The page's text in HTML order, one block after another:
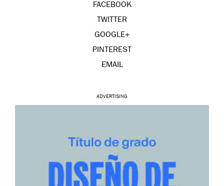
FACEBOOK
TWITTER
GOOGLE+
PINTEREST
EMAIL
ADVERTISING